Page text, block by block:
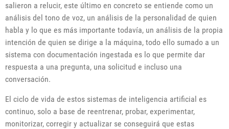
salieron a relucir, este último en concreto se entiende como un
análisis del tono de voz, un análisis de la personalidad de quien
habla y lo que es más importante todavía, un análisis de la propia
intención de quien se dirige a la máquina, todo ello sumado a un
sistema con documentación ingestada es lo que permite dar
respuesta a una pregunta, una solicitud e incluso una
conversación.
El ciclo de vida de estos sistemas de inteligencia artificial es
continuo, solo a base de reentrenar, probar, experimentar,
monitorizar, corregir y actualizar se conseguirá que estas